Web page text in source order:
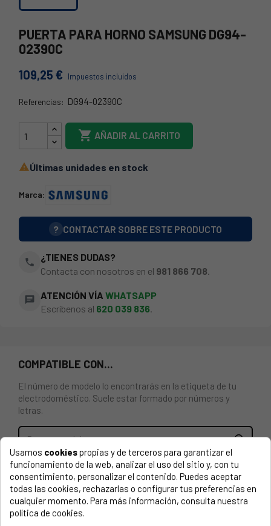
PUERTA PARA HORNO SAMSUNG DG94-
02390C
109,25 € Impuestos incluidos
Referencias: DG94-02390C
DG94-02390C
 AÑADIR AL CARRITO
Últimas unidades en stock
Marca:
? CONTACTAR SOBRE ESTE PRODUCTO
phone
¿TIENES DUDAS?
Contacta con nosotros en el 981 866 708
chat ATENCIÓN VÍA WHATSAPP
Escríbenos al 620 039 836.
COMPATIBLE CON...
El número de modelo lo encontrarás en la etiqueta de tu
electrodoméstico. Suele estar formado por números y
letras.
PUERTA PARA HORNO SAMSUNG DG94-02390C
SAMSUNG, NV75A6679RS/EF
SAMSUNG, NV75A6679RS/EG
Usamos cookiespropias y de terceros para garantizar el
funcionamiento de la web, analizar el uso del sitio y, con tu
consentimiento, personalizar el contenido. Puedes aceptar
todas las cookies, rechazarlas o configurar tus preferencias en
cualquier momento. Para más información, consulta nuestra
política de cookies.